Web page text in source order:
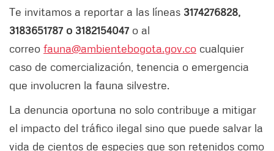
Te invitamos a reportar a las líneas 3174276828,
3183651787 o 3182154047 o al
correo fauna@ambientebogota.gov.co cualquier
caso de comercialización, tenencia o emergencia
que involucren la fauna silvestre.
La denuncia oportuna no solo contribuye a mitigar
el impacto del tráfico ilegal sino que puede salvar la
vida de cientos de especies que son retenidos como